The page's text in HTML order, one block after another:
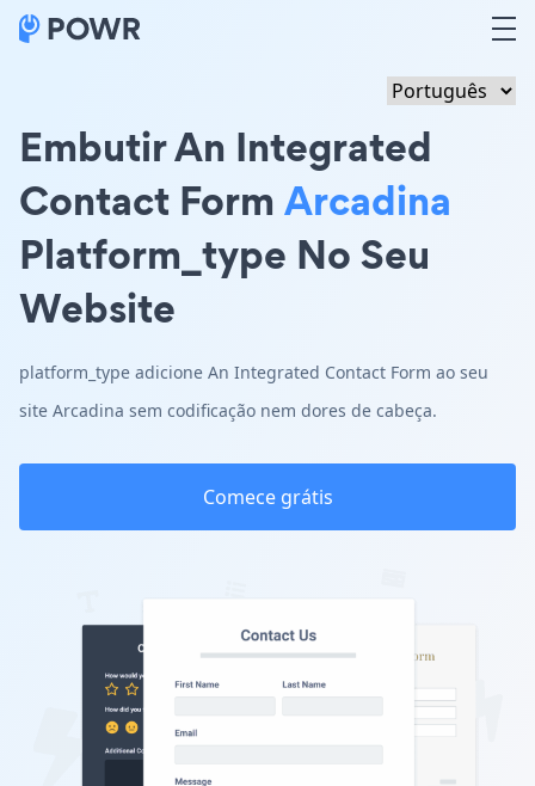
Embutir An Integrated
Contact Form Arcadina
Platform_type No Seu
Website
platform_type adicione An Integrated Contact Form ao seu
site Arcadina sem codificação nem dores de cabeça.
Comece grátis